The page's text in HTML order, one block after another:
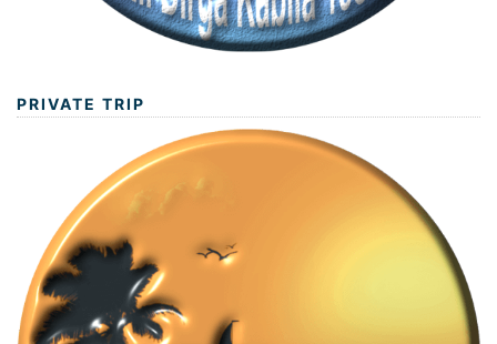
PRIVATE TRIP